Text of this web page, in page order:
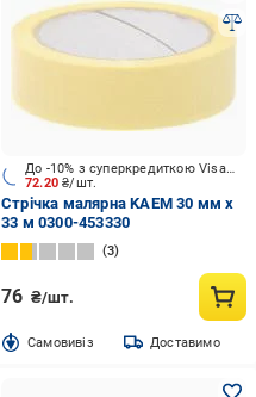
72.20₴/шт.
До -10% з суперкредиткою Visa Вигода
Стрічка малярна KAEM 30 мм x
33 м 0300-453330
3
76 ₴/шт.
Cамовивіз Доставимо